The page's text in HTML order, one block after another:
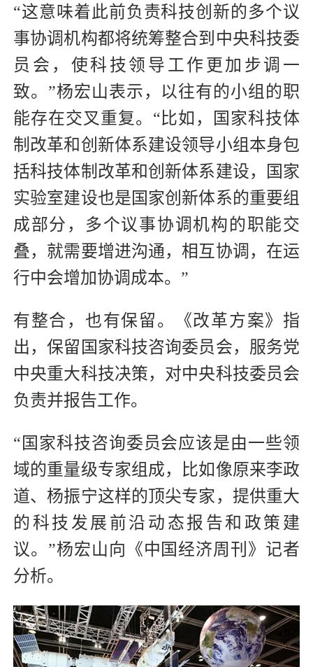
“这意味着此前负责科技创新的多个议
事协调机构都将统筹整合到中央科技委
员会，使科技领导工作更加步调一
致。”杨宏山表示，以往有的小组的职
能存在交叉重复。“比如，国家科技体
制改革和创新体系建设领导小组本身包
括科技体制改革和创新体系建设，国家
实验室建设也是国家创新体系的重要组
成部分，多个议事协调机构的职能交
叠，就需要增进沟通，相互协调，在运
行中会增加协调成本。”
有整合，也有保留。《改革方案》指
出，保留国家科技咨询委员会，服务党
中央重大科技决策，对中央科技委员会
负责并报告工作。
“国家科技咨询委员会应该是由一些领
域的重量级专家组成，比如像原来李政
道、杨振宁这样的顶尖专家，提供重大
的科技发展前沿动态报告和政策建
议。”杨宏山向《中国经济周刊》记者
分析。